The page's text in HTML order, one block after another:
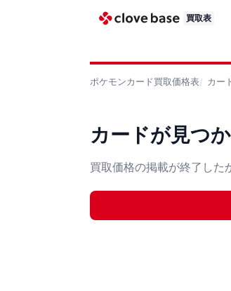
買取表
ポケモンカード買取価格表 カー
カードが見つ
買取価格の掲載が終了した